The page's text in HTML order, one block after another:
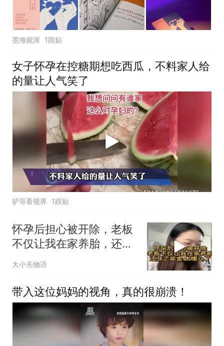
墨海观涛 1跟贴
女子怀孕在控糖期想吃西瓜，不料家人给
的量让人气笑了
驴哥看视界 1跟贴
怀孕后担心被开除，老板
不仅让我在家养胎，还涨
了奖金，太暖心了
大小关物语
带入这位妈妈的视角，真的很崩溃！